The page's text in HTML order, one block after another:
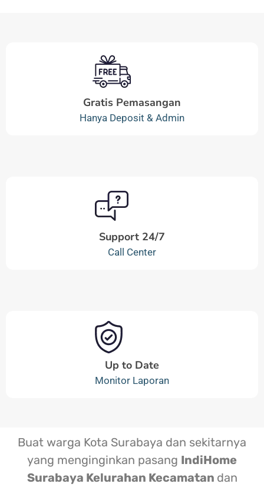
Gratis Pemasangan
Hanya Deposit & Admin
Support 24/7
Call Center
Up to Date
Monitor Laporan
Buat warga Kota Surabaya dan sekitarnya
yang menginginkan pasang IndiHome
Surabaya Kelurahan Kecamatan dan